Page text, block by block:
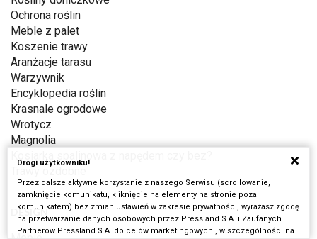
Ochrona roślin
Meble z palet
Koszenie trawy
Aranżacje tarasu
Warzywnik
Encyklopedia roślin
Krasnale ogrodowe
Wrotycz
Magnolia
Kosiarka spalinowa z napędem czy bez?
Trawy ozdobne
DESIGN
Drogi użytkowniku!
Przez dalsze aktywne korzystanie z naszego Serwisu (scrollowanie,
zamknięcie komunikatu, kliknięcie na elementy na stronie poza
komunikatem) bez zmian ustawień w zakresie prywatności, wyrażasz zgodę
na przetwarzanie danych osobowych przez Pressland S.A. i Zaufanych
Partnerów Pressland S.A. do celów marketingowych , w szczególności na